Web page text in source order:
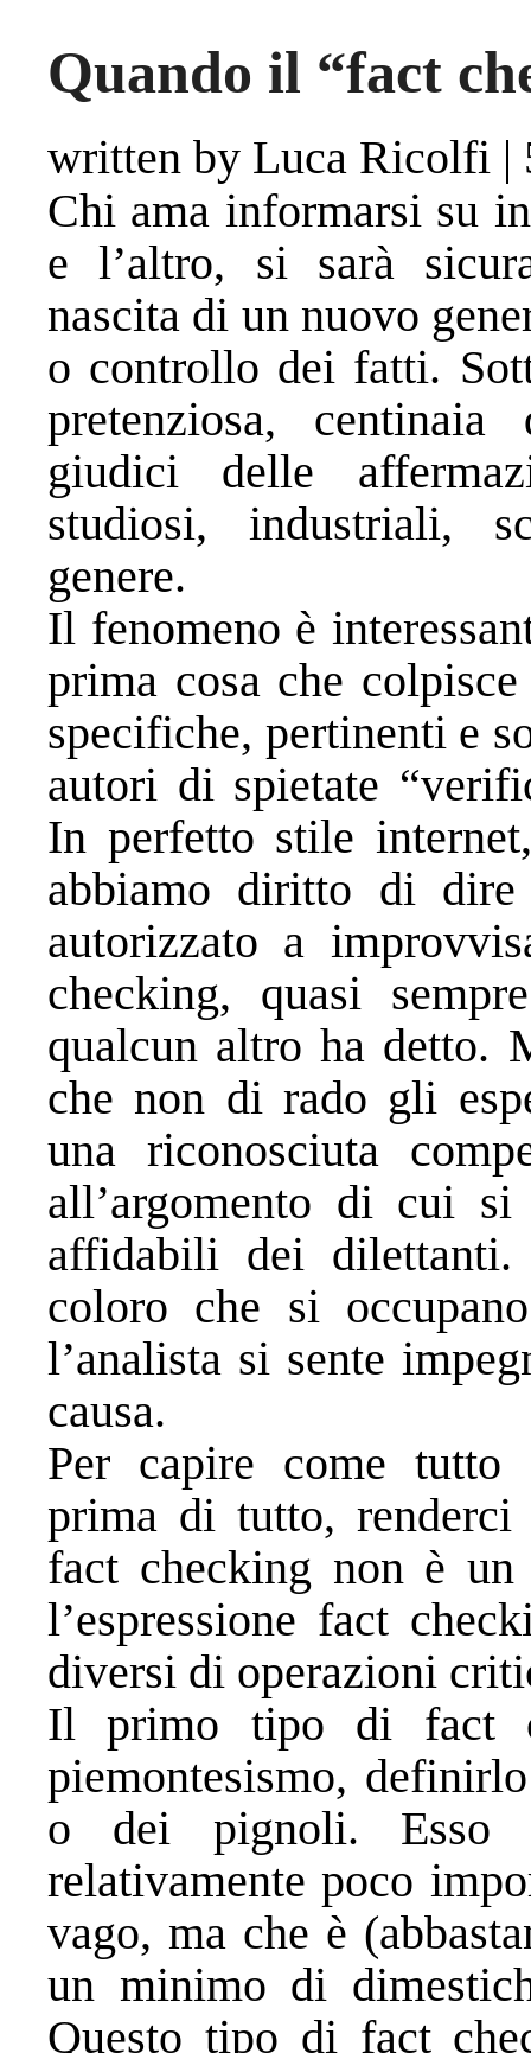
Quando il “fact
written by Luca Ricolfi |
Chi ama informarsi su
e l’altro, si sarà
nascita di un nuovo
o controllo dei fatti.
pretenziosa,
giudici delle
studiosi, industriali,
genere.
Il fenomeno è
prima cosa che
specifiche, pertinenti e
autori di spietate
In perfetto stile
abbiamo diritto di
autorizzato a
checking, quasi
qualcun altro ha detto.
che non di rado gli
una riconosciuta
all’argomento di cui
affidabili dei
coloro che si
l’analista si sente
causa.
Per capire come tutto
prima di tutto,
fact checking non è un
l’espressione fact
diversi di operazioni
Il primo tipo di fact
piemontesismo,
o dei pignoli. Esso
relativamente poco
vago, ma che è
un minimo di
Questo tipo di fact